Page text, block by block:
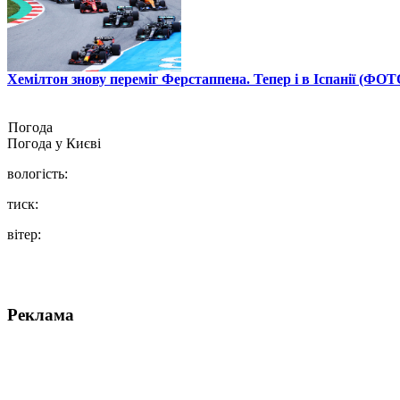
Хемілтон знову переміг Ферстаппена. Тепер і в Іспанії
Погода
Погода у Києві
вологість:
тиск:
вітер:
Реклама